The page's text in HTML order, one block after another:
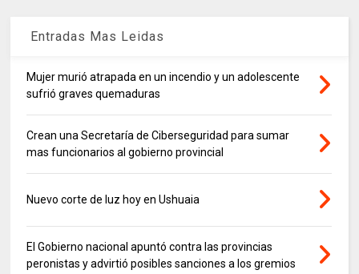
Entradas Mas Leidas
Mujer murió atrapada en un incendio y un adolescente
sufrió graves quemaduras
Crean una Secretaría de Ciberseguridad para sumar
mas funcionarios al gobierno provincial
Nuevo corte de luz hoy en Ushuaia
El Gobierno nacional apuntó contra las provincias
peronistas y advirtió posibles sanciones a los gremios